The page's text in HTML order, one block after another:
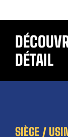
DÉTAIL
SIÈGE /